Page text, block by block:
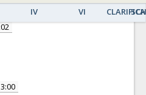
IV VI